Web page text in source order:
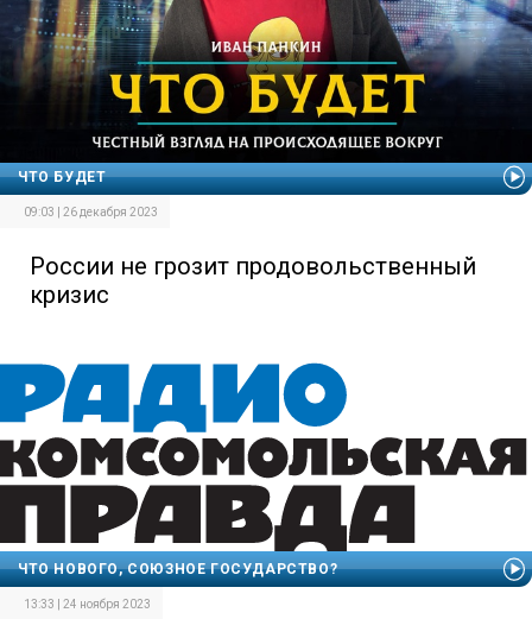
ЧТО БУДЕТ
09:03 | 26 декабря 2023
России не грозит продовольственный
кризис
ЧТО НОВОГО, СОЮЗНОЕ ГОСУДАРСТВО?
13:33 | 24 ноября 2023